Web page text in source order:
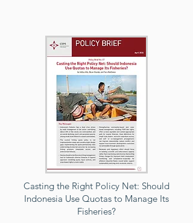
Casting the Right Policy Net: Should
Indonesia Use Quotas to Manage Its
Fisheries?